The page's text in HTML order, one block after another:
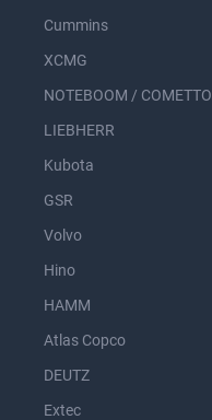
Cummins
XCMG
NOTEBOOM / COMETTO
LIEBHERR
Kubota
GSR
Volvo
Hino
HAMM
Atlas Copco
DEUTZ
Extec